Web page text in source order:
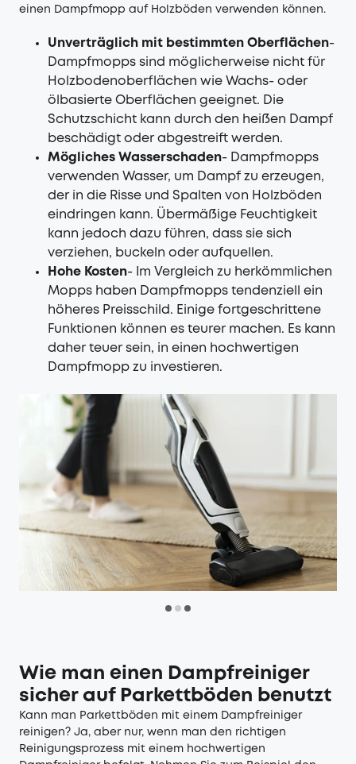
einen Dampfmopp auf Holzböden verwenden können.
Unverträglich mit bestimmten Oberflächen-
Dampfmopps sind möglicherweise nicht für
Holzbodenoberflächen wie Wachs- oder
ölbasierte Oberflächen geeignet. Die
Schutzschicht kann durch den heißen Dampf
beschädigt oder abgestreift werden.
Mögliches Wasserschaden- Dampfmopps
verwenden Wasser, um Dampf zu erzeugen,
der in die Risse und Spalten von Holzböden
eindringen kann. Übermäßige Feuchtigkeit
kann jedoch dazu führen, dass sie sich
verziehen, buckeln oder aufquellen.
Hohe Kosten- Im Vergleich zu herkömmlichen
Mopps haben Dampfmopps tendenziell ein
höheres Preisschild. Einige fortgeschrittene
Funktionen können es teurer machen. Es kann
daher teuer sein, in einen hochwertigen
Dampfmopp zu investieren.
Wie man einen Dampfreiniger
sicher auf Parkettböden benutzt
Kann man Parkettböden mit einem Dampfreiniger
reinigen? Ja, aber nur, wenn man den richtigen
Reinigungsprozess mit einem hochwertigen